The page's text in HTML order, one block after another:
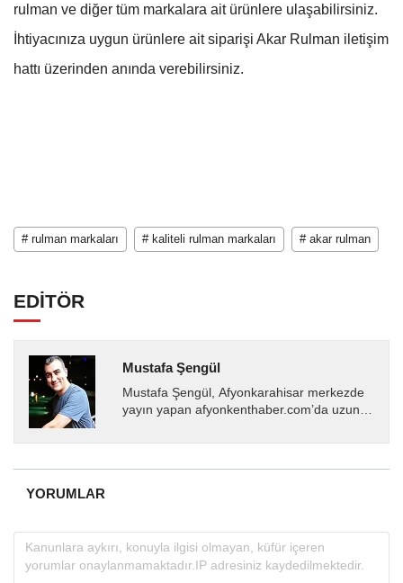
rulman ve diğer tüm markalara ait ürünlere ulaşabilirsiniz.
İhtiyacınıza uygun ürünlere ait siparişi Akar Rulman iletişim
hattı üzerinden anında verebilirsiniz.
# rulman markaları # kaliteli rulman markaları # akar rulman
EDİTÖR
Mustafa Şengül
Mustafa Şengül, Afyonkarahisar merkezde
yayın yapan afyonkenthaber.com’da uzun
almakta, haber akışı...
YORUMLAR